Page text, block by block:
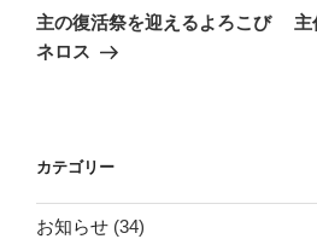
ゲ
ー
の
投
主の復活祭を迎えるよろこび
ネロス
カテゴリー
お知らせ (34)